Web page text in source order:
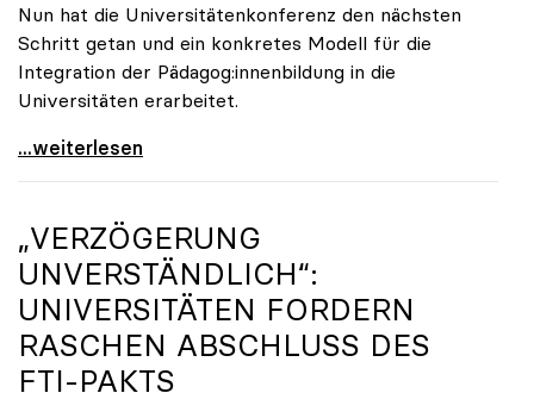
Nun hat die Universitätenkonferenz den nächsten
Schritt getan und ein konkretes Modell für die
Integration der Pädagog:innenbildung in die
Universitäten erarbeitet.
Schools of Education an den Universitäten: Für
...weiterlesen
„VERZÖGERUNG
UNVERSTÄNDLICH“:
UNIVERSITÄTEN FORDERN
RASCHEN ABSCHLUSS DES
FTI-PAKTS